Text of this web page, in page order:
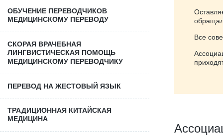
Все
ОБУЧЕНИЕ ПЕРЕВОДЧИКОВ
МЕДИЦИНСКОМУ ПЕРЕВОДУ
СКОРАЯ ВРАЧЕБНАЯ
ЛИНГВИСТИЧЕСКАЯ ПОМОЩЬ
МЕДИЦИНСКОМУ ПЕРЕВОДЧИКУ
ПЕРЕВОД НА ЖЕСТОВЫЙ ЯЗЫК
ТРАДИЦИОННАЯ КИТАЙСКАЯ
МЕДИЦИНА